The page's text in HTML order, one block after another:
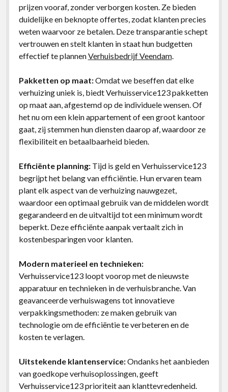
prijzen vooraf, zonder verborgen kosten. Ze bieden
duidelijke en beknopte offertes, zodat klanten precies
weten waarvoor ze betalen. Deze transparantie schept
vertrouwen en stelt klanten in staat hun budgetten
effectief te plannenVerhuisbedrijf Veendam.
Pakketten op maat:Omdat we beseffen dat elke
verhuizing uniek is, biedt Verhuisservice123 pakketten
op maat aan, afgestemd op de individuele wensen. Of
het nu om een klein appartement of een groot kantoor
gaat, zij stemmen hun diensten daarop af, waardoor ze
flexibiliteit en betaalbaarheid bieden.
Efficiënte planning: Tijd is geld en Verhuisservice123
begrijpt het belang van efficiëntie. Hun ervaren team
plant elk aspect van de verhuizing nauwgezet,
waardoor een optimaal gebruik van de middelen wordt
gegarandeerd en de uitvaltijd tot een minimum wordt
beperkt. Deze efficiënte aanpak vertaalt zich in
kostenbesparingen voor klanten.
Modern materieel en technieken:
Verhuisservice123 loopt voorop met de nieuwste
apparatuur en technieken in de verhuisbranche. Van
geavanceerde verhuiswagens tot innovatieve
verpakkingsmethoden: ze maken gebruik van
technologie om de efficiëntie te verbeteren en de
kosten te verlagen.
Uitstekende klantenservice:Ondanks het aanbieden
van goedkope verhuisoplossingen, geeft
Verhuisservice123 prioriteit aan klanttevredenheid.